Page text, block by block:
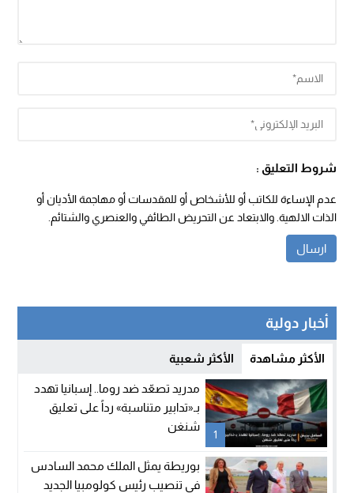
شروط التعليق :
عدم الإساءة للكاتب أو للأشخاص أو للمقدسات أو مهاجمة الأديان أو
الذات الالهية. والابتعاد عن التحريض الطائفي والعنصري والشتائم.
أخبار دولية
الأكثر مشاهدة الأكثر شعبية
1
مدريد تصعّد ضد روما.. إسبانيا تهدد
بـ«تدابير متناسبة» رداً على تعليق
شنغن
بوريطة يمثل الملك محمد السادس
في تنصيب رئيس كولومبيا الجديد